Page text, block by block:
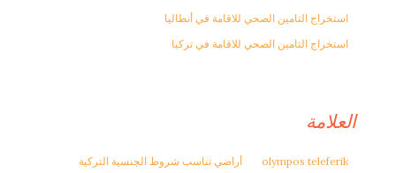
استخراج التامين الصحي للاقامة في أنطاليا
استخراج التامين الصحي للاقامة في تركيا
العلامة
olympos teleferik
أراضي تناسب شروط الجنسية التركية